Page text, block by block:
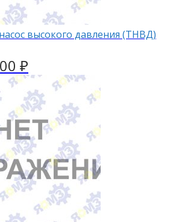
высокого давления (ТНВД)
₽